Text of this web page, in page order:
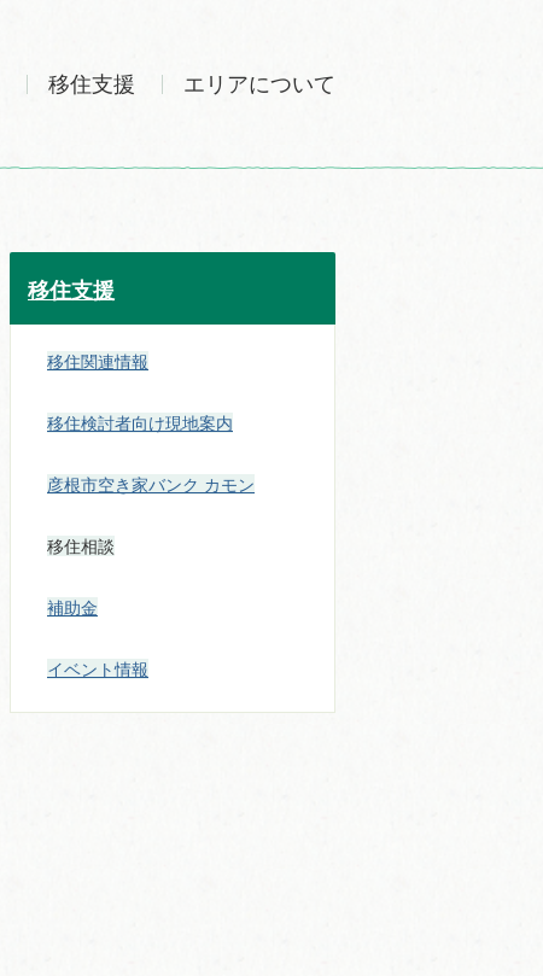
移住支援 エリアについて
移住支援
移住関連情報
移住検討者向け現地案内
彦根市空き家バンク カモン
移住相談
補助金
イベント情報